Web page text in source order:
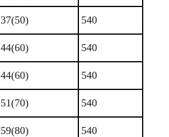
37(50) 540
44(60) 540
44(60) 540
51(70) 540
59(80) 540